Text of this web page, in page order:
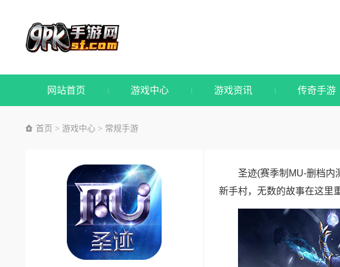
网站首页 游戏中心 游戏资讯 传奇手游
首页 > 游戏中心 > 常规手游
圣迹(赛季制MU-删档内
新手村，无数的故事在这里